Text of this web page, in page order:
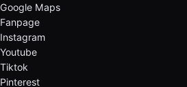
Google Maps
Fanpage
Instagram
Youtube
Tiktok
Pinterest